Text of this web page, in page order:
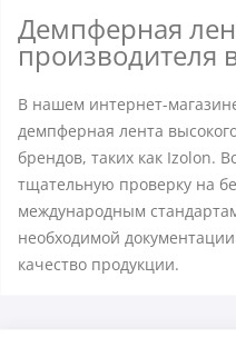
Демпферная
производителя
В нашем интернет-
демпферная лента
брендов, таких как Izolon.
тщательную проверку на
международным
необходимой
качество продукции.